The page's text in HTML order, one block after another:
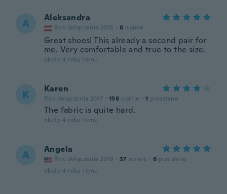
A Aleksandra
Rok dołączenia 2015 · 8 opinie
Great shoes! This already a second pair for
me. Very comfortable and true to the size.
około 4 roku temu
K Karen
Rok dołączenia 2017 · 158 opinie · 1 przesłane
The fabric is quite hard.
około 4 roku temu
A Angela
Rok dołączenia 2018 · 37 opinie · 6 przesłane
około 4 roku temu